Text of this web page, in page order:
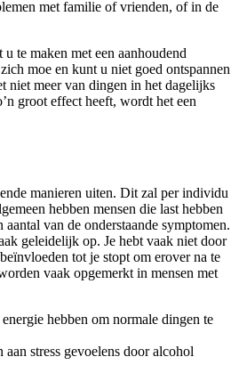
met familie of vrienden, of in de
te maken met een aanhoudend
moe en kunt u niet goed ontspannen
niet meer van dingen in het dagelijks
groot effect heeft, wordt het een
manieren uiten. Dit zal per individu
hebben mensen die last hebben
aantal van de onderstaande symptomen.
geleidelijk op. Je hebt vaak niet door
tot je stopt om erover na te
vaak opgemerkt in mensen met
hebben om normale dingen te
stress gevoelens door alcohol